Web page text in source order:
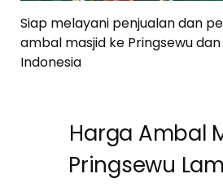
Siap melayani penjualan dan
ambal masjid ke Pringsewu
Indonesia
Harga Ambal
Pringsewu